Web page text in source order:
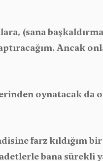
(sana
Ancak
oynatacak da
farz kıldığım
bana sürekli